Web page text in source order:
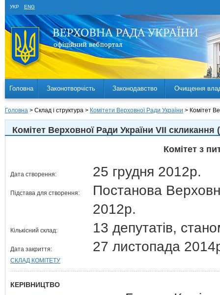
УКР ENG
Головна Законотворчість Законодавство Очищення
Головна > Склад і структура > Комітети Верховної Ради України > Комітет
Комітет Верховної Ради України VII скликання
Комітет з
Дата створення: 25 грудня 2012р.
Підстава для створення:
Постанова
2012р.
Кількісний склад: 13 депутатів,
Дата закриття: 27 листопада
СКЛАД КОМІТЕТУ
КЕРІВНИЦТВО